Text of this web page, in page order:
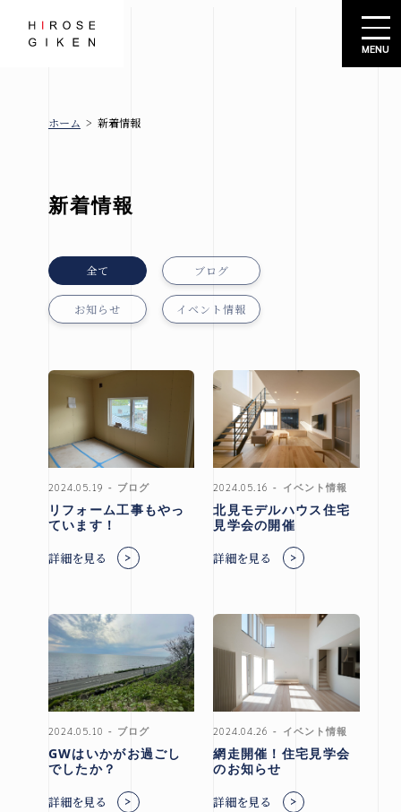
株式会社広瀬技建
ホーム > 新着情報
新着情報
全て ブログ
お知らせ イベント情報
2024.05.19 ブログ
リフォーム工事もやっ
ています！
詳細を見る
2024.05.16 イベント情報
北見モデルハウス住宅
見学会の開催
詳細を見る
2024.05.10 ブログ
GWはいかがお過ごし
でしたか？
詳細を見る
2024.04.26 イベント情報
網走開催！住宅見学会
のお知らせ
詳細を見る
広瀬技建
-シエロ・
ソーレ-
札幌
市
北見
市
その他
の地域
札幌
本店
北見
支店
会社概要